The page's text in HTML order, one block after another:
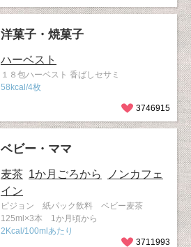
洋菓子・焼菓子
ハーベスト
１８包ハーベスト 香ばしセサミ
58kcal/4枚
3746915
ベビー・ママ
麦茶 1か月ごろから
ノンカフェ
イン
ピジョン 紙パック飲料 ベビー麦茶
125ml×3本 1か月頃から
2Kcal/100mlあたり
3711993